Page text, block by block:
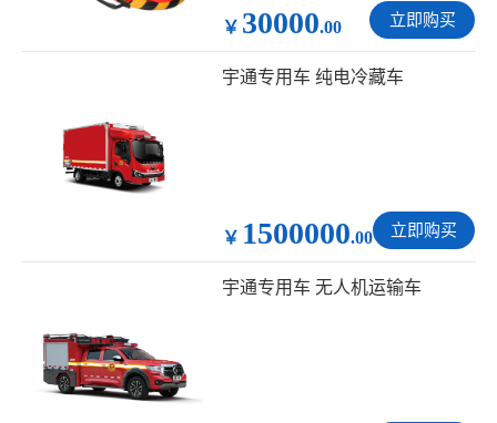
￥ 30000.00 立即购买
宇通专用车 纯电冷藏车
￥ 1500000.00 立即购买
宇通专用车 无人机运输车